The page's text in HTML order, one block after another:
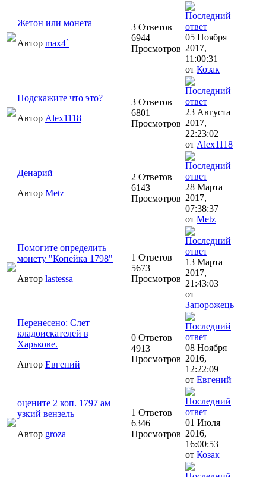
Жетон или монета
Автор max4`
3 Ответов
6944
Просмотров
05 Ноября
2017,
11:00:31
от Козак
Подскажите что это?
Автор Alex1118
3 Ответов
6801
Просмотров
23 Августа
2017,
22:23:02
от Alex1118
Денарий
Автор Metz
2 Ответов
6143
Просмотров
28 Марта
2017,
07:38:37
от Metz
Помогите определить
монету "Копейка 1798"
Автор lastessa
1 Ответов
5673
Просмотров
13 Марта
2017,
21:43:03
от
Запорожець
Перенесено: Слет
кладоискателей в
Харькове.
Автор Евгений
0 Ответов
4913
Просмотров
08 Ноября
2016,
12:22:09
от Евгений
оцените 2 коп. 1797 ам
узкий вензель
Автор groza
1 Ответов
6346
Просмотров
01 Июля
2016,
16:00:53
от Козак